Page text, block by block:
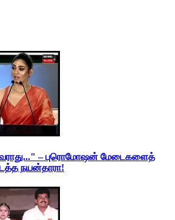
வராது..." – புரொமோஷன் மேடைகளைத்
நயன்தாரா!